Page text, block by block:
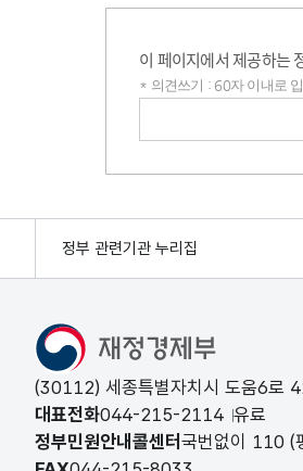
이 페이지에서 제공하는
* 의견쓰기 : 60자 이내로
정부 관련기관 누리집
(30112) 세종특별자치시 도움6로
대표전화044-215-2114 유료
정부민원안내콜센터 국번없이 110 (